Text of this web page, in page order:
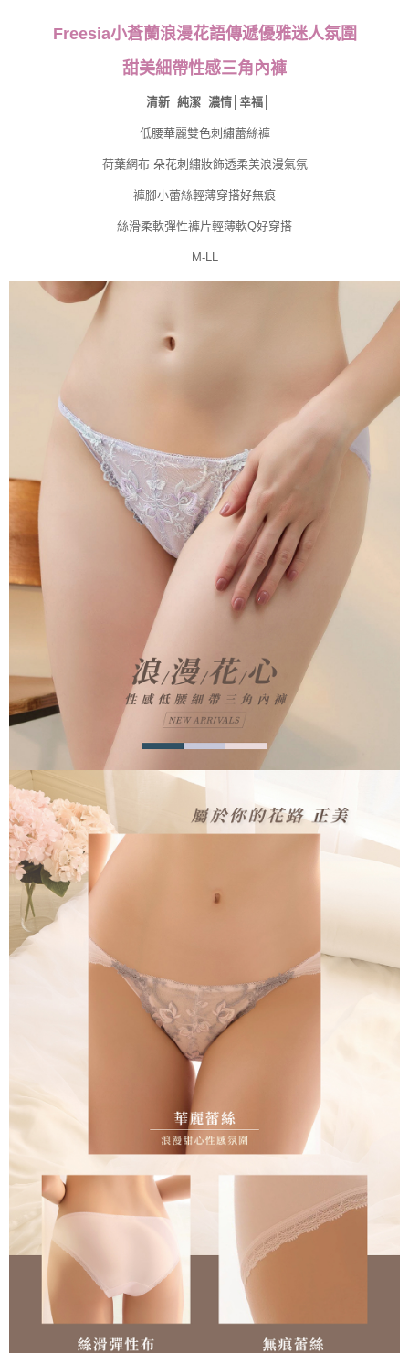
Freesia小蒼蘭浪漫花語傳遞優雅迷人氛圍
甜美細帶性感三角內褲
│清新│純潔│濃情│幸福│
低腰華麗雙色刺繡蕾絲褲
荷葉網布 朵花刺繡妝飾透柔美浪漫氣氛
褲腳小蕾絲輕薄穿搭好無痕
絲滑柔軟彈性褲片輕薄軟Q好穿搭
M-LL